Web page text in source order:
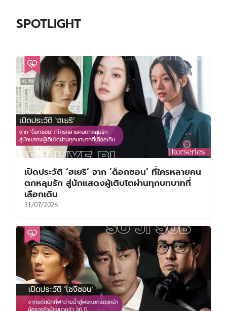
SPOTLIGHT
เปิดประวัติ ‘ฮเยริ’ จาก ‘ด็อกซอน’ ที่ใครหลายคน
ตกหลุมรัก สู่นักแสดงผู้เติบโตผ่านทุกบทบาทที่
เลือกเดิน
31/07/2026